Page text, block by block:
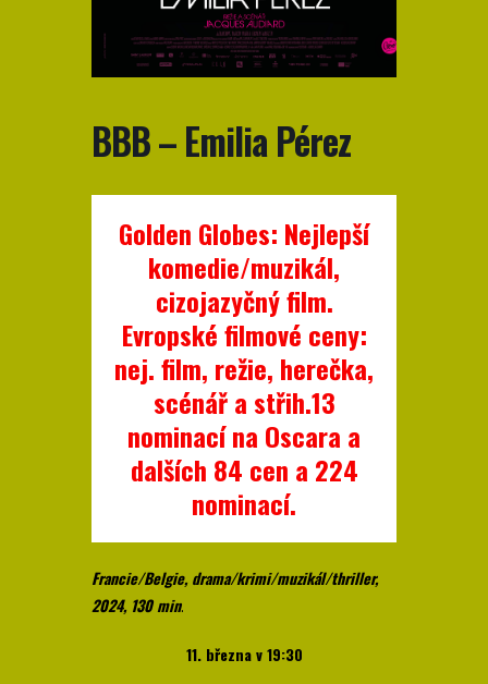
BBB – Emilia Pérez
Golden Globes: Nejlepší
komedie/muzikál,
cizojazyčný film.
Evropské filmové ceny:
nej. film, režie, herečka,
scénář a střih.13
nominací na Oscara a
dalších 84 cen a 224
nominací.
Francie/Belgie, drama/krimi/muzikál/thriller,
2024, 130 min.
11. března v 19:30